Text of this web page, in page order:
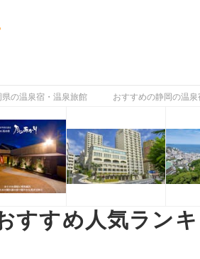
県の温泉宿・温泉旅館 おすすめの静岡の温泉
すすめ人気ラン